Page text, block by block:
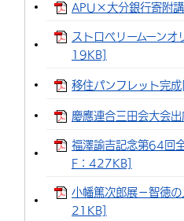
APU×大分銀行寄附
ストロベリームーン
19KB]
移住パンフレット完
慶應連合三田会大会
福澤諭吉記念第64回
F：427KB]
小幡篤次郎展－智徳
21KB]